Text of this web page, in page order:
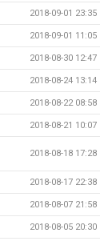
2018-09-01 23:35
2018-09-01 11:05
2018-08-30 12:47
2018-08-24 13:14
2018-08-22 08:58
2018-08-21 10:07
2018-08-18 17:28
2018-08-17 22:38
2018-08-07 21:58
2018-08-05 20:30